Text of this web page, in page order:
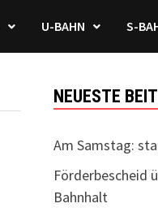
U-BAHN S-
NEUESTE
Am Samstag:
Förderbescheid
Bahnhalt